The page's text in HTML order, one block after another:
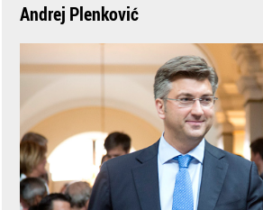
Andrej Plenković